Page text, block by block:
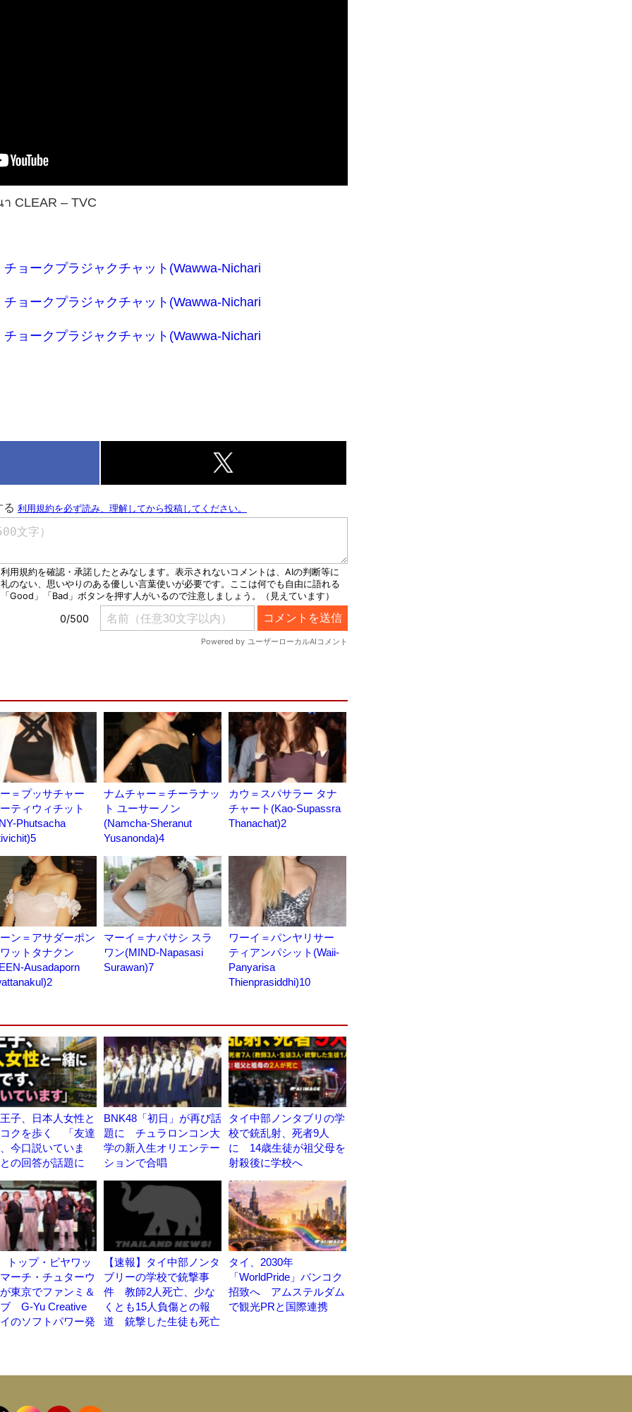
CLEAR – TVC
ョークプラジャクチャット(Wawwa-Nichari
ョークプラジャクチャット(Wawwa-Nichari
ョークプラジャクチャット(Wawwa-Nichari
＝プッサチャー
ティウィチット
Phutsacha
ナムチャー＝チーラナッ
ト ユーサーノン
(Namcha-Sheranut
Yusanonda)4
カウ＝スパサラー タナ
チャート(Kao-Supassra
Thanachat)2
ン＝アサダーポン
ットタナクン
Ausadaporn
マーイ＝ナパサシ スラ
ワン(MIND-Napasasi
Surawan)7
ワーイ＝パンヤリサー
ティアンパシット(Waii-
Panyarisa
Thienprasiddhi)10
子、日本人女性と
クを歩く 「友達
今口説いていま
の回答が話題に
BNK48「初日」が再び話
題に チュラロンコン大
学の新入生オリエンテー
ションで合唱
タイ中部ノンタブリの学
校で銃乱射、死者9人
に 14歳生徒が祖父母を
射殺後に学校へ
トップ・ピヤワッ
ーチ・チュターウ
東京でファンミ＆
G-Yu Creative
のソフトパワー発
【速報】タイ中部ノンタ
ブリーの学校で銃撃事
件 教師2人死亡、少な
くとも15人負傷との報
道 銃撃した生徒も死亡
タイ、2030年
「WorldPride」バンコク
招致へ アムステルダム
で観光PRと国際連携